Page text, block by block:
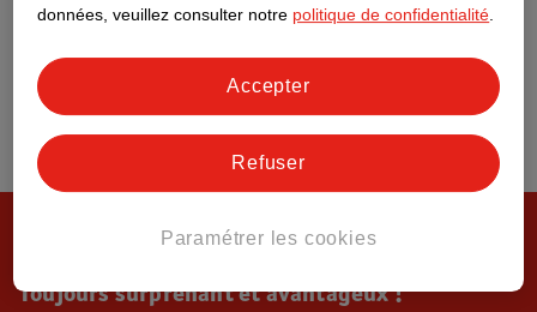
Toujours surprenant et avantageux !
données, veuillez consulter notre politique de confidentialité
Paramétrer les cookies
Refuser
Accepter